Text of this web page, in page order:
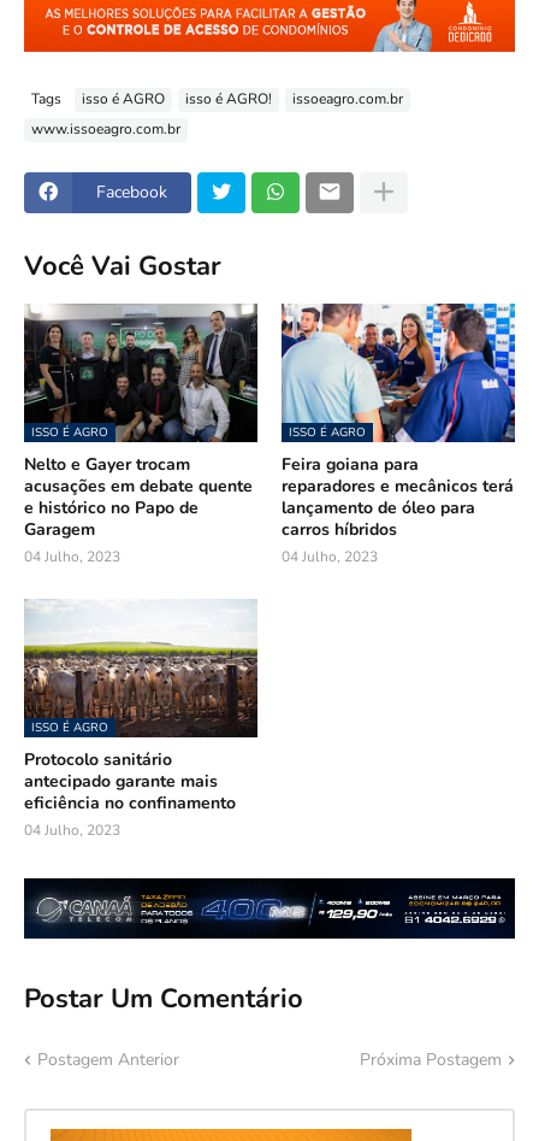
Tags isso é AGRO isso é AGRO!
issoeagro.com.br
www.issoeagro.com.br
Facebook
Você Vai Gostar
ISSO É AGRO
Nelto e Gayer trocam
acusações em debate quente
e histórico no Papo de
Garagem
04 Julho, 2023
ISSO É AGRO
Feira goiana para
reparadores e mecânicos terá
lançamento de óleo para
carros híbridos
04 Julho, 2023
ISSO É AGRO
Protocolo sanitário
antecipado garante mais
eficiência no confinamento
04 Julho, 2023
Postar Um Comentário
Postagem Anterior Próxima Postagem